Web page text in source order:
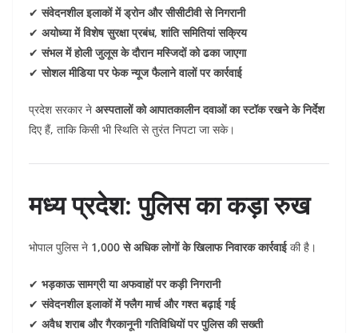
✔संवेदनशील इलाकों में ड्रोन और सीसीटीवी से निगरानी
✔ अयोध्या में विशेष सुरक्षा प्रबंध, शांति समितियां सक्रिय
✔संभल में होली जुलूस के दौरान मस्जिदों को ढका जाएगा
✔सोशल मीडिया पर फेक न्यूज फैलाने वालों पर कार्रवाई
प्रदेश सरकार ने अस्पतालों को आपातकालीन दवाओं का स्टॉक रखने के निर्देश
दिए हैं, ताकि किसी भी स्थिति से तुरंत निपटा जा सके।
मध्य प्रदेश: पुलिस का कड़ा रुख
भोपाल पुलिस ने 1,000 से अधिक लोगों के खिलाफ निवारक कार्रवाईकी है।
✔ भड़काऊ सामग्री या अफवाहों पर कड़ी निगरानी
✔संवेदनशील इलाकों में फ्लैग मार्च और गश्त बढ़ाई गई
✔ अवैध शराब और गैरकानूनी गतिविधियों पर पुलिस की सख्ती